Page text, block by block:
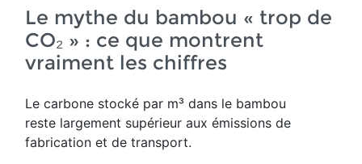
Le mythe du bambou « trop de
CO₂ » : ce que montrent
vraiment les chiffres
Le carbone stocké par m³ dans le bambou
reste largement supérieur aux émissions de
fabrication et de transport.